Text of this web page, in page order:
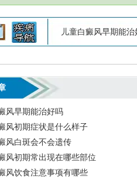
儿童白癜风早期能治
风早期能治好吗
风初期症状是什么样子
风白斑会不会遗传
风初期常出现在哪些部位
风饮食注意事项有哪些